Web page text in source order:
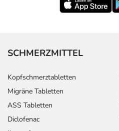
SCHMERZMITTEL
Kopfschmerztabletten
Migräne Tabletten
ASS Tabletten
Diclofenac